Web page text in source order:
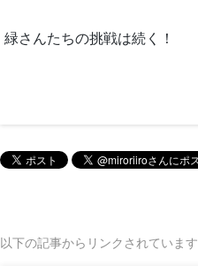
緑さんたちの挑戦は続く！
以下の記事からリンクされています